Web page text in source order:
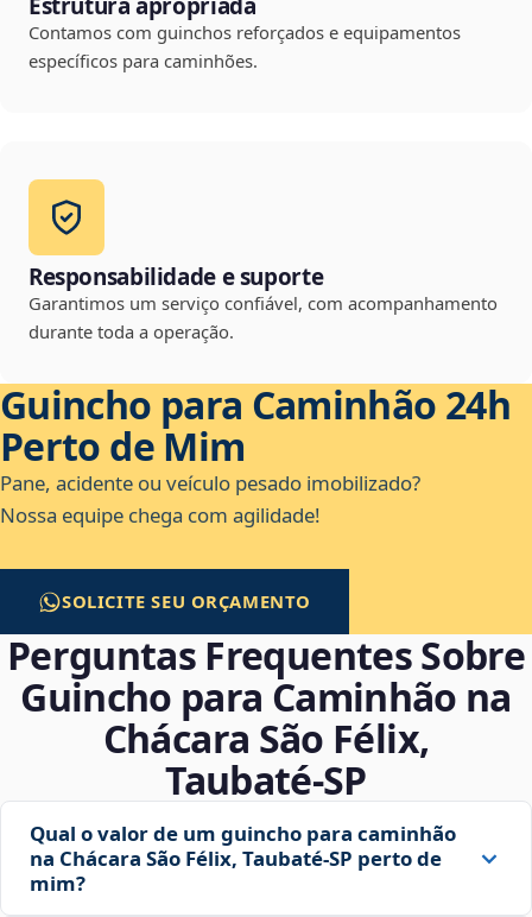
Estrutura apropriada
Contamos com guinchos reforçados e equipamentos
específicos para caminhões.
Responsabilidade e suporte
Garantimos um serviço confiável, com acompanhamento
durante toda a operação.
Guincho para Caminhão 24h
Perto de Mim
Pane, acidente ou veículo pesado imobilizado?
Nossa equipe chega com agilidade!
SOLICITE SEU ORÇAMENTO
Perguntas Frequentes Sobre
Guincho para Caminhão na
Chácara São Félix,
Taubaté‑SP
Qual o valor de um guincho para caminhão
na Chácara São Félix, Taubaté‑SP perto de
mim?